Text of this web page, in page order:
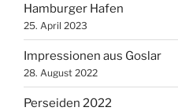
Hamburger Hafen
25. April 2023
Impressionen aus Goslar
28. August 2022
Perseiden 2022